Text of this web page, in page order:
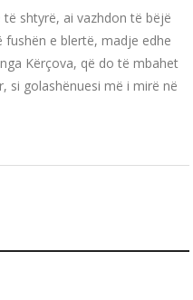
shtyrë, ai vazhdon të bëjë
e blertë, madje edhe
Kërçova, që do të mbahet
si golashënuesi më i mirë në